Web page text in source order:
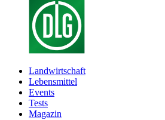
Landwirtschaft
Lebensmittel
Events
Tests
Magazin